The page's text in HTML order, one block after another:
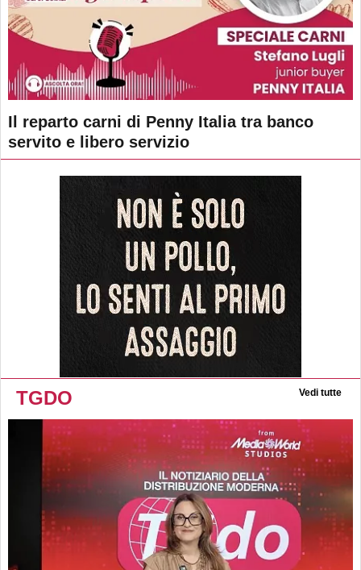
Il reparto carni di Penny Italia tra banco
servito e libero servizio
TGDO Vedi tutte